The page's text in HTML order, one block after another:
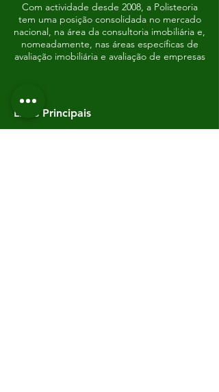
Com actividade desde 2008, a Polisteoria
tem uma posição consolidada no mercado
nacional, na área da consultoria imobiliária e,
nomeadamente, nas áreas específicas de
avaliação imobiliária e avaliação de empresas
Links Principais
​____________________________